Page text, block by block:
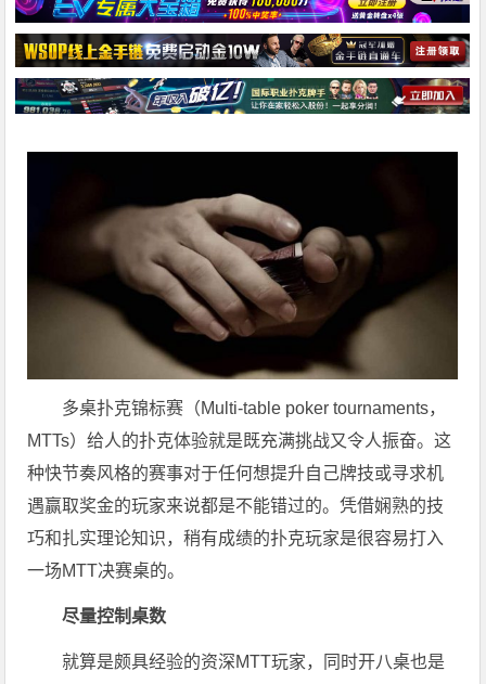
多桌扑克锦标赛（Multi-table poker tournaments，
MTTs）给人的扑克体验就是既充满挑战又令人振奋。这
种快节奏风格的赛事对于任何想提升自己牌技或寻求机
遇赢取奖金的玩家来说都是不能错过的。凭借娴熟的技
巧和扎实理论知识，稍有成绩的扑克玩家是很容易打入
一场MTT决赛桌的。
尽量控制桌数
就算是颇具经验的资深MTT玩家，同时开八桌也是